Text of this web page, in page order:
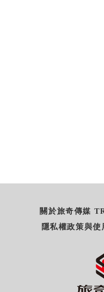
關於旅奇傳媒
隱私權政策與使